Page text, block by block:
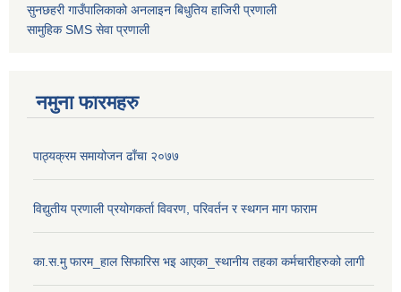
सुनछहरी गाउँपालिकाको अनलाइन बिधुतिय हाजिरी प्रणाली
सामुहिकSMS सेवाप्रणाली
नमुना फारमहरु
पाठ्यक्रम समायोजन ढाँचा २०७७
विद्युतीय प्रणाली प्रयोगकर्ता विवरण, परिवर्तन र स्थगन माग फाराम
का.स.मु फारम_हाल सिफारिस भइ आएका_स्थानीय तहका कर्मचारीहरुको लागी